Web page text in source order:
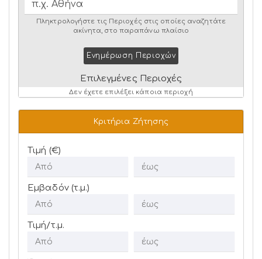
Πληκτρολογήστε τις Περιοχές στις οποίες αναζητάτε
ακίνητα, στο παραπάνω πλαίσιο
Ενημέρωση Περιοχών
Επιλεγμένες Περιοχές
Δεν έχετε επιλέξει κάποια περιοχή
Κριτήρια Ζήτησης
Τιμή (€)
Εμβαδόν (τ.μ.)
Τιμή/τ.μ.